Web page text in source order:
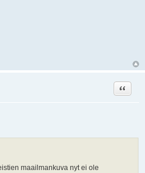
Lainaa
maailmankuva nyt ei ole